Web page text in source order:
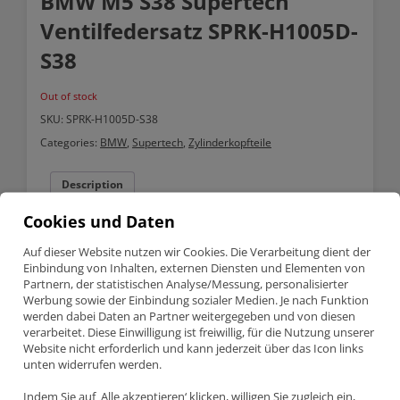
Ventilfedersatz SPRK-H1005D-
S38
Out of stock
SKU: SPRK-H1005D-S38
Categories: BMW, Supertech, Zylinderkopfteile
Description
BMW M5 S38 Supertech Ventilfedersatz SPRK-H1005D-S38
Teilenummer SPRK-H1005D-S38
Supertech doppelte Ventilfedersatz
BMW M5 – 3.6, 3.8 (S38B36, S38B38)
Cookies und Daten
Auf dieser Website nutzen wir Cookies. Die Verarbeitung dient der
Einbindung von Inhalten, externen Diensten und Elementen von
Partnern, der statistischen Analyse/Messung, personalisierter
Werbung sowie der Einbindung sozialer Medien. Je nach Funktion
werden dabei Daten an Partner weitergegeben und von diesen
verarbeitet. Diese Einwilligung ist freiwillig, für die Nutzung unserer
Website nicht erforderlich und kann jederzeit über das Icon links
unten widerrufen werden.
Indem Sie auf ‚Alle akzeptieren‘ klicken, willigen Sie zugleich ein,